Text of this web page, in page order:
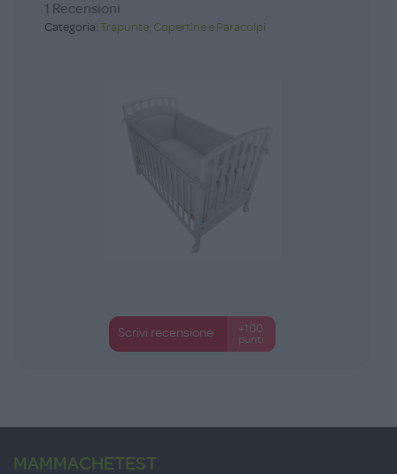
1 Recensioni
Categoria:Trapunte, Copertine e Paracolpi
Scrivi recensione
+100
punti
MAMMACHETEST